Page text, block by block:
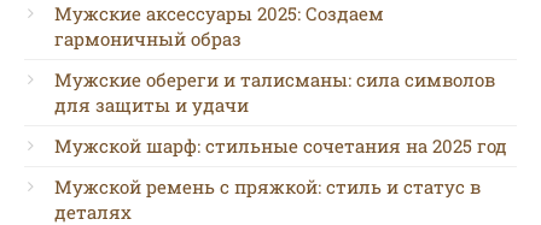
Мужские аксессуары 2025: Создаем
гармоничный образ
Мужские обереги и талисманы: сила символов
для защиты и удачи
Мужской шарф: стильные сочетания на 2025 год
Мужской ремень с пряжкой: стиль и статус в
деталях